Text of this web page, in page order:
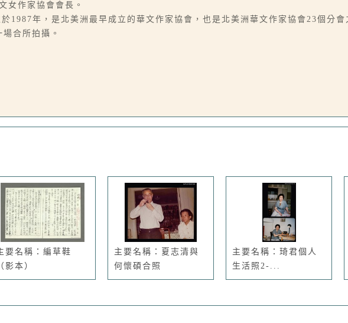
女作家協會會長。
1987年，是北美洲最早成立的華文作家協會，也是北美洲華文作家協會23個分會
合所拍攝。
要名稱：編草鞋
（影本）
主要名稱：夏志清與
何懷碩合照
主要名稱：琦君個人
生活照2-...